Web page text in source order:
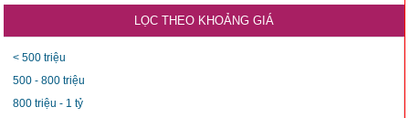
LỌC THEO KHOẢNG GIÁ
< 500 triệu
500 - 800 triệu
800 triệu - 1 tỷ